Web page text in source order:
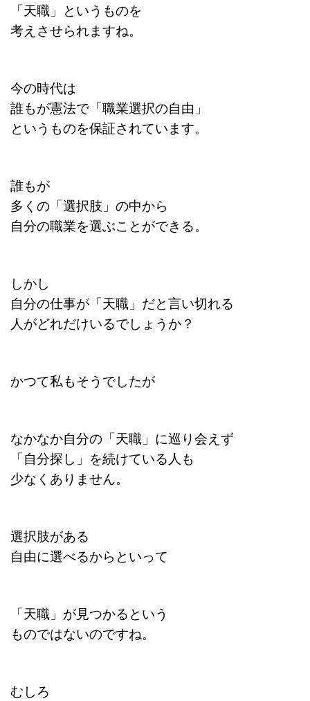
「天職」というものを
考えさせられますね。
今の時代は
誰もが憲法で「職業選択の自由」
というものを保証されています。
誰もが
多くの「選択肢」の中から
自分の職業を選ぶことができる。
しかし
自分の仕事が「天職」だと言い切れる
人がどれだけいるでしょうか？
かつて私もそうでしたが
なかなか自分の「天職」に巡り会えず
「自分探し」を続けている人も
少なくありません。
選択肢がある
自由に選べるからといって
「天職」が見つかるという
ものではないのですね。
むしろ